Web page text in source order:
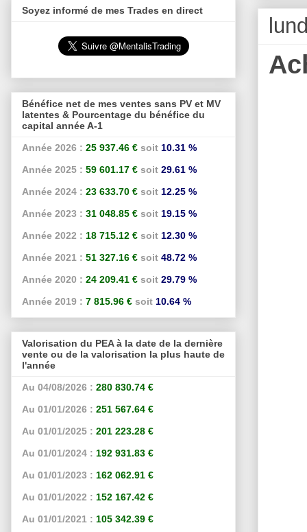
Soyez informé de mes Trades en direct
Bénéfice net de mes ventes sans PV et MV
latentes & Pourcentage du bénéfice du
capital année A-1
Année 2026 : 25 937.46 € soit 10.31 %
Année 2025 : 59 601.17 € soit 29.61 %
Année 2024 : 23 633.70 € soit 12.25 %
Année 2023 : 31 048.85 € soit 19.15 %
Année 2022 : 18 715.12 € soit 12.30 %
Année 2021 : 51 327.16 € soit 48.72 %
Année 2020 : 24 209.41 € soit 29.79 %
Année 2019 : 7 815.96 € soit 10.64 %
Valorisation du PEA à la date de la dernière
vente ou de la valorisation la plus haute de
l'année
Au 04/08/2026 : 280 830.74 €
Au 01/01/2026 : 251 567.64 €
Au 01/01/2025 : 201 223.28 €
Au 01/01/2024 : 192 931.83 €
Au 01/01/2023 : 162 062.91 €
Au 01/01/2022 : 152 167.42 €
Au 01/01/2021 : 105 342.39 €